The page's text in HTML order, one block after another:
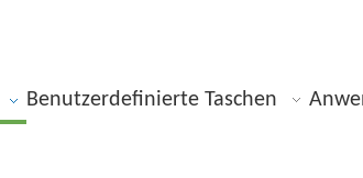
Benutzerdefinierte Taschen